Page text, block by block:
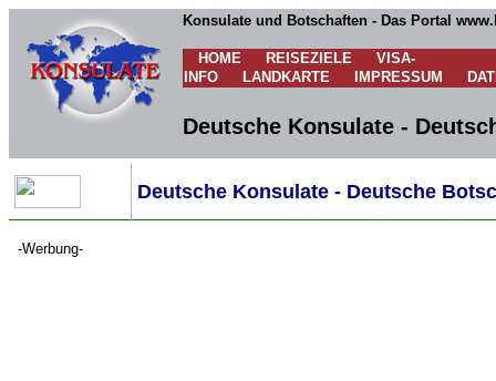
Konsulate und Botschaften - Das Portal
HOME REISEZIELE
VISA-
INFO
LANDKARTE IMPRESSUM
Deutsche Konsulate -
Deutsche Konsulate - Deutsche
-Werbung-